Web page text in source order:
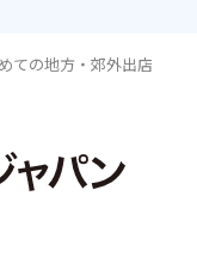
ての地方・郊外出店